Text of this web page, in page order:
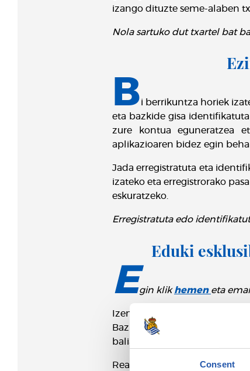
Consent
izango dituzte seme-alaben
Nola sartuko dut txartel bat
Bi berrikuntza horiek
eta bazkide gisa
zure kontua eguneratzea
aplikazioaren bidez egin
Jada erregistratuta eta
izateko eta erregistrorako
eskuratzeko.
Erregistratuta edo
Eduki
Egin klikhemen eta
Izena emanez eta zure
Bazkide bazara edo ez
baliatzeko, hala nola eduki
Realak eraldaketa